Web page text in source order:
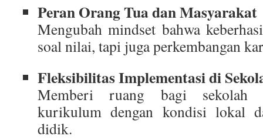
Peran Orang Tua dan Masyarakat
Mengubah mindset bahwa
soal nilai, tapi juga perkembangan
Fleksibilitas Implementasi di
Memberi ruang bagi sekolah
kurikulum dengan kondisi lokal
didik.